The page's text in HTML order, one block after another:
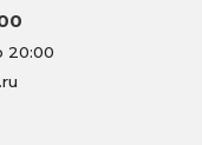
20:00